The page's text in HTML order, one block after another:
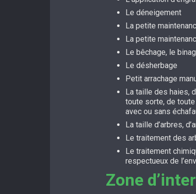
Le déneigement
La petite
La petite
Le bêchage, le
Le désherbage
Petit arrachage
La taille des haies,
toute sorte, de
avec ou sans
La taille d’arbres,
Le traitement des
Le traitement
respectueux de
Zone